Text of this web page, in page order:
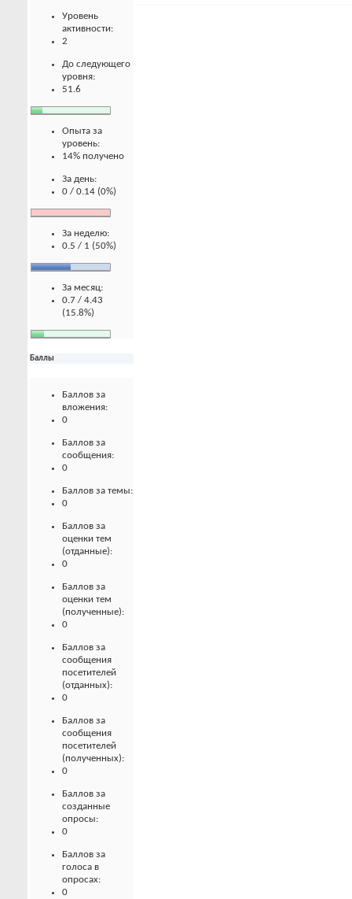
Уровень
активности:
2
До следующего
уровня:
51.6
Опыта за
уровень:
14% получено
За день:
0 / 0.14 (0%)
За неделю:
0.5 / 1 (50%)
За месяц:
0.7 / 4.43
(15.8%)
Баллы
Баллов за
вложения:
0
Баллов за
сообщения:
0
Баллов за темы:
0
Баллов за
оценки тем
(отданные):
0
Баллов за
оценки тем
(полученные):
0
Баллов за
сообщения
посетителей
(отданных):
0
Баллов за
сообщения
посетителей
(полученных):
0
Баллов за
созданные
опросы:
0
Баллов за
голоса в
опросах:
0